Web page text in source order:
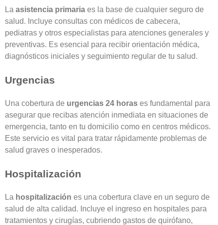
La asistencia primaria es la base de cualquier seguro de
salud. Incluye consultas con médicos de cabecera,
pediatras y otros especialistas para atenciones generales y
preventivas. Es esencial para recibir orientación médica,
diagnósticos iniciales y seguimiento regular de tu salud.
Urgencias
Una cobertura de urgencias 24 horas es fundamental para
asegurar que recibas atención inmediata en situaciones de
emergencia, tanto en tu domicilio como en centros médicos.
Este servicio es vital para tratar rápidamente problemas de
salud graves o inesperados.
Hospitalización
La hospitalización es una cobertura clave en un seguro de
salud de alta calidad. Incluye el ingreso en hospitales para
tratamientos y cirugías, cubriendo gastos de quirófano,